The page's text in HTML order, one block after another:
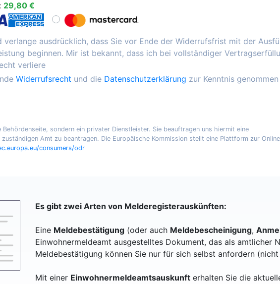
29,80 €
verlange ausdrücklich, dass Sie vor Ende der Widerrufsfrist mit der
beginnen. Mir ist bekannt, dass ich bei vollständiger
verliere
Widerrufsrecht und die Datenschutzerklärung zur Kenntnis genommen
Behördenseite, sondern ein privater Dienstleister. Sie beauftragen uns hiermit eine
Amt zu beantragen. Die Europäische Kommission stellt eine Plattform zur
consumers/odr
Es gibt zwei Arten von Melderegisterauskünften:
Eine Meldebestätigung (oder auch Meldebescheinigung,
Einwohnermeldeamt ausgestelltes Dokument, das als amtlicher
Meldebestätigung können Sie nur für sich selbst anfordern
Mit einer Einwohnermeldeamtsauskunft erhalten Sie die